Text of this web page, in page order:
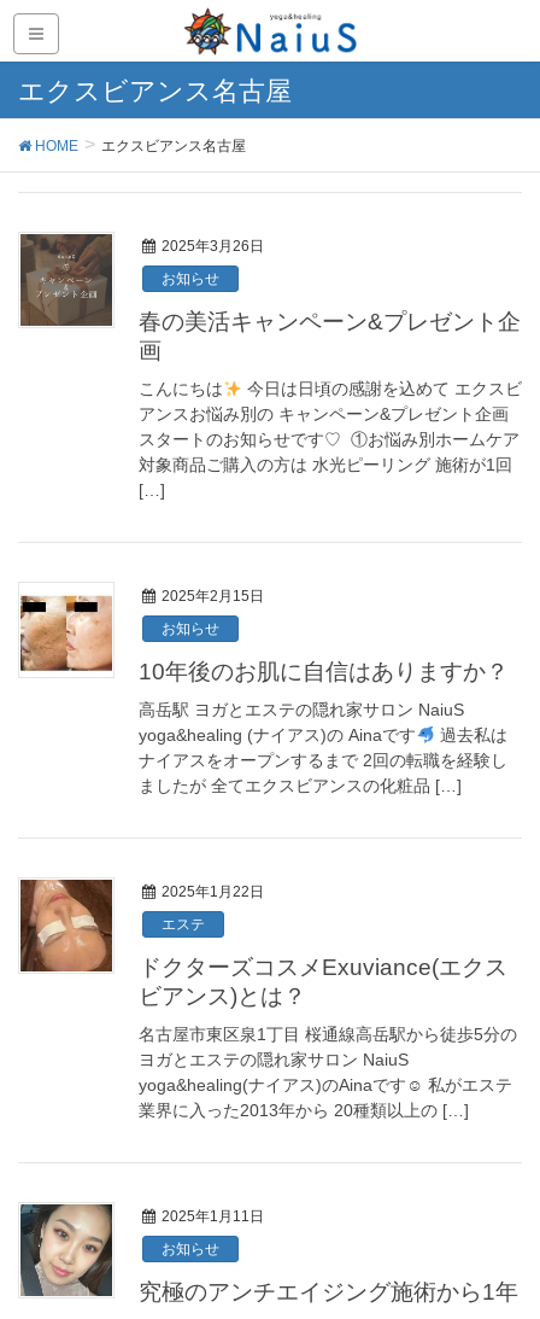
エクスビアンス名古屋
HOME エクスビアンス名古屋
2025年3月26日
お知らせ
春の美活キャンペーン&プレゼント企
画
⁡こんにちは
今日は日頃の感謝を込めて エクスビ
アンスお悩み別の キャンペーン&プレゼント企画
スタートのお知らせです♡ ⁡ ①お悩み別ホームケア
対象商品ご購入の方は 水光ピーリング 施術が1回
[…]
2025年2月15日
お知らせ
10年後のお肌に自信はありますか？
高岳駅 ヨガとエステの隠れ家サロン NaiuS
yoga&healing (ナイアス)の Ainaです
過去私は
ナイアスをオープンするまで 2回の転職を経験し
ましたが 全てエクスビアンスの化粧品 […]
2025年1月22日
エステ
ドクターズコスメExuviance(エクス
ビアンス)とは？
名古屋市東区泉1丁目 桜通線高岳駅から徒歩5分の
ヨガとエステの隠れ家サロン NaiuS
yoga&healing(ナイアス)のAinaです☺︎ 私がエステ
業界に入った2013年から 20種類以上の […]
2025年1月11日
お知らせ
究極のアンチエイジング施術から1年